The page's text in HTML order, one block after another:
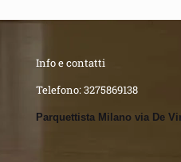
Info e contatti
Telefono:3275869138
Parquettista Milano via De